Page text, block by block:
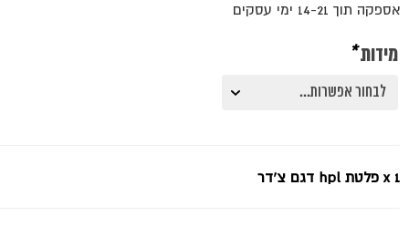
אספקה תוך 14-21 ימי עסקים
מידות*
x 1פלטת hpl דגם צ'דר